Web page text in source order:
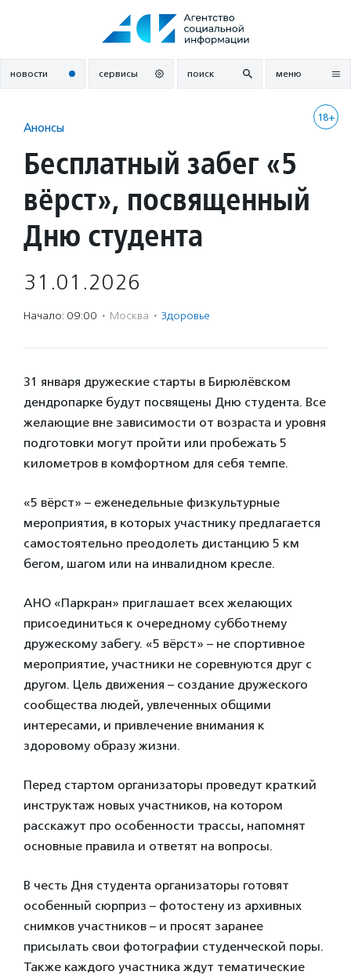
новости сервисы поиск меню
18+
Анонсы
Бесплатный забег «5
вёрст», посвященный
Дню студента
31.01.2026
Начало: 09:00 · Москва · Здоровье
31 января дружеские старты в Бирюлёвском
дендропарке будут посвящены Дню студента. Все
желающие вне зависимости от возраста и уровня
подготовки могут пройти или пробежать 5
километров в комфортном для себя темпе.
«5 вёрст» – еженедельные физкультурные
мероприятия, в которых участнику предлагается
самостоятельно преодолеть дистанцию 5 км
бегом, шагом или на инвалидном кресле.
АНО «Паркран» приглашает всех желающих
присоединиться к очередному субботнему
дружескому забегу. «5 вёрст» – не спортивное
мероприятие, участники не соревнуются друг с
другом. Цель движения – создание дружеского
сообщества людей, увлеченных общими
интересами, и привлечение внимания к
здоровому образу жизни.
Перед стартом организаторы проведут краткий
инструктаж новых участников, на котором
расскажут про особенности трассы, напомнят
основные правила и ответят на вопросы.
В честь Дня студента организаторы готовят
особенный сюрприз – фотостену из архивных
снимков участников – и просят заранее
присылать свои фотографии студенческой поры.
Также каждого участника ждут тематические